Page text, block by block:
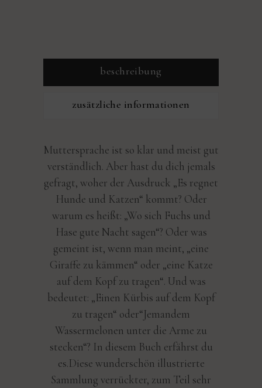
beschreibung
zusätzliche informationen
Muttersprache ist so klar und meist gut
verständlich. Aber hast du dich jemals
gefragt, woher der Ausdruck „Es regnet
Hunde und Katzen“ kommt? Oder
warum es heißt: „Wo sich Fuchs und
Hase gute Nacht sagen“? Oder was
gemeint ist, wenn man meint, „eine
Giraffe zu kämmen“ oder „eine Katze
auf dem Kopf zu tragen“. Und was
bedeutet: „Einen Kürbis auf dem Kopf
zu tragen“ oder“Jemandem
Wassermelonen unter die Arme zu
stecken“? In diesem Buch erfährst du
es.Diese wunderschön illustrierte
Sammlung verrückter, zum Teil sehr